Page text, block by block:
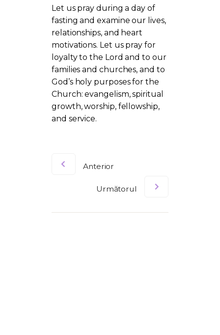
Let us pray during a day of
fasting and examine our lives,
relationships, and heart
motivations. Let us pray for
loyalty to the Lord and to our
families and churches, and to
God’s holy purposes for the
Church: evangelism, spiritual
growth, worship, fellowship,
and service.
Anterior
Următorul